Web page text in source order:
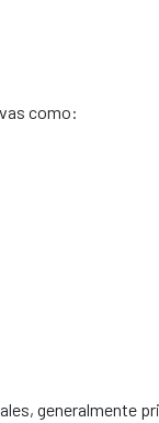
como:
generalmente